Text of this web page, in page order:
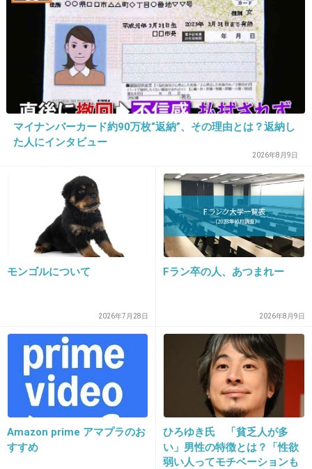
1件の返信
+13
19. 匿名 2026/06/03(水) 11:07:09
十二国記の塙王
メンヘラ・マウント癖・自己愛…の三拍子揃ってる。
1件の返信
+8 -0
未来日記のがさいゆな
+1
21. 匿名2026/06/03(水) 11:08:39
ガンダムSEEDの中盤のキラ
+9 -1
マイナンバーカード約90万枚“返納”、その理由とは？返納し
た人にインタビュー
2026年8月9日
モンゴルについて
2026年7月28日
Fラン卒の人、あつまれー
2026年8月9日
Amazon prime アマプラのお
すすめ
ひろゆき氏 「貧乏人が多
い」男性の特徴とは？「性欲
弱い人ってモチベーションも